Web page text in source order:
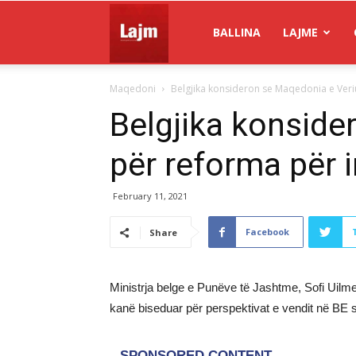
Lajm
BALLINA LAJME
Maqedoni Belgjika konsideron se Maqedonia e
Belgjika
për reforma për
February 11, 2021
Share Facebook
Ministrja belge e Punëve të Jashtme, Sofi
kanë biseduar për perspektivat e vendit në BE